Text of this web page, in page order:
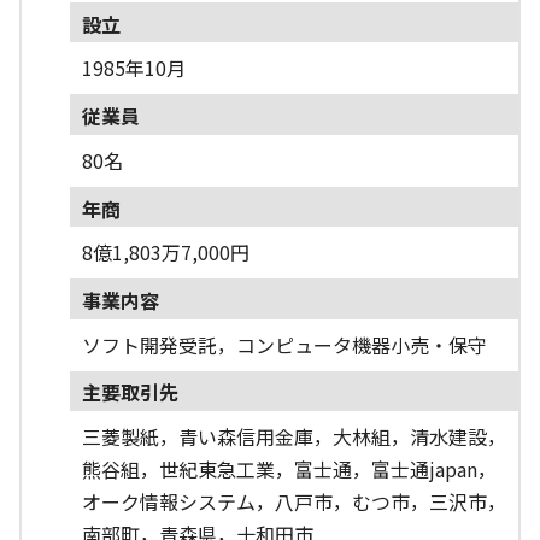
設立
1985年10月
従業員
80名
年商
8億1,803万7,000円
事業内容
ソフト開発受託，コンピュータ機器小売・保守
主要取引先
三菱製紙，青い森信用金庫，大林組，清水建設，
熊谷組，世紀東急工業，富士通，富士通japan，
オーク情報システム，八戸市，むつ市，三沢市，
南部町，青森県，十和田市